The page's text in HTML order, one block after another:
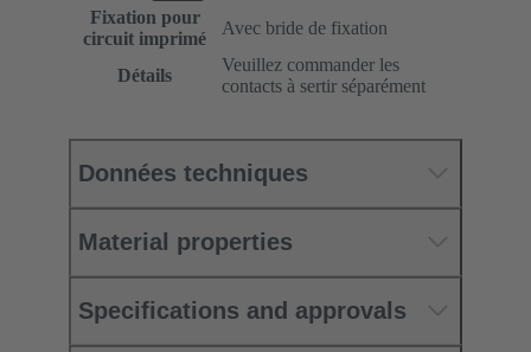
Fixation pour
circuit imprimé
Avec bride de fixation
Détails
Veuillez commander les
contacts à sertir séparément
Données techniques
Material properties
Specifications and approvals